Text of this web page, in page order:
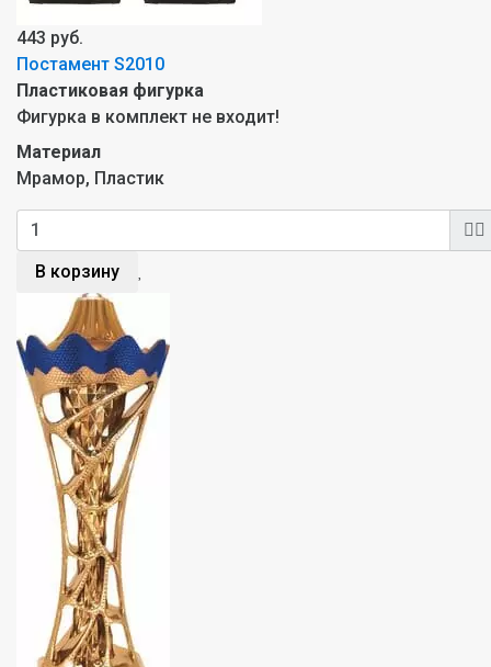
443 руб.
Постамент S2010
Пластиковая фигурка
Фигурка в комплект не входит!
Материал
Мрамор, Пластик
В корзину